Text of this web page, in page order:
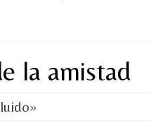
la amistad